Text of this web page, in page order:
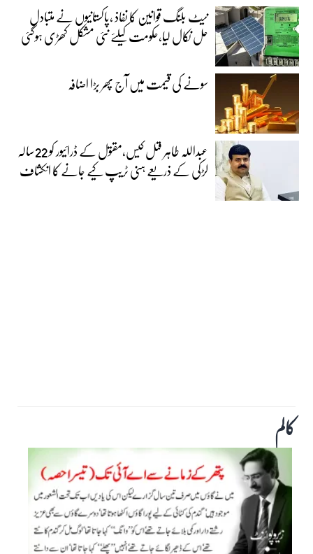
نیٹ بلنگ قوانین کا نفاذ ،پاکستانیوں نے متبادل
حل نکال لیا،حکومت کیلئے نئی مشکل کھڑی ہوگئی
سونے کی قیمت میں آج پھر بڑا اضافہ
عبداللہ طاہر قتل کیس،مقتول کے ڈرائیور کو 22سالہ
لڑکی کے ذریعے ہنی ٹریپ کیے جانے کا انکشاف
کالم